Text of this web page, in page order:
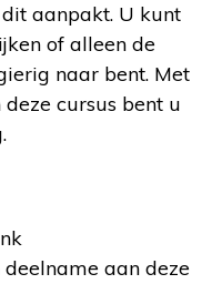
aanpakt. U kunt
of alleen de
naar bent. Met
deze cursus bent u
aan deze